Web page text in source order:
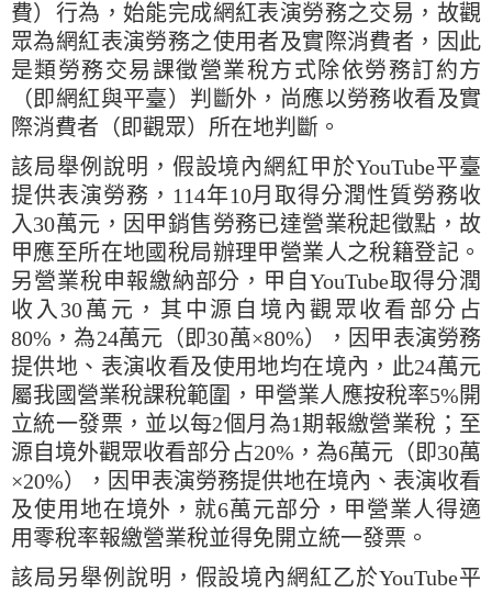
費）行為，始能完成網紅表演勞務之交易，故觀
眾為網紅表演勞務之使用者及實際消費者，因此
是類勞務交易課徵營業稅方式除依勞務訂約方
（即網紅與平臺）判斷外，尚應以勞務收看及實
際消費者（即觀眾）所在地判斷。
該局舉例說明，假設境內網紅甲於YouTube平臺
提供表演勞務，114年10月取得分潤性質勞務收
入30萬元，因甲銷售勞務已達營業稅起徵點，故
甲應至所在地國稅局辦理甲營業人之稅籍登記。
另營業稅申報繳納部分，甲自YouTube取得分潤
收入30萬元，其中源自境內觀眾收看部分占
80%，為24萬元（即30萬×80%），因甲表演勞務
提供地、表演收看及使用地均在境內，此24萬元
屬我國營業稅課稅範圍，甲營業人應按稅率5%開
立統一發票，並以每2個月為1期報繳營業稅；至
源自境外觀眾收看部分占20%，為6萬元（即30萬
×20%），因甲表演勞務提供地在境內、表演收看
及使用地在境外，就6萬元部分，甲營業人得適
用零稅率報繳營業稅並得免開立統一發票。
該局另舉例說明，假設境內網紅乙於YouTube平